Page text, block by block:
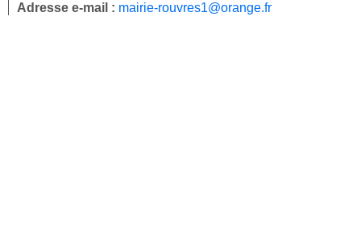
Adresse e-mail : mairie-rouvres1@orange.fr